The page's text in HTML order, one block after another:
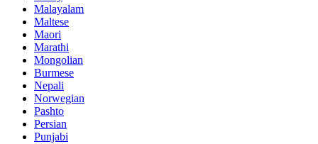
Malayalam
Maltese
Maori
Marathi
Mongolian
Burmese
Nepali
Norwegian
Pashto
Persian
Punjabi